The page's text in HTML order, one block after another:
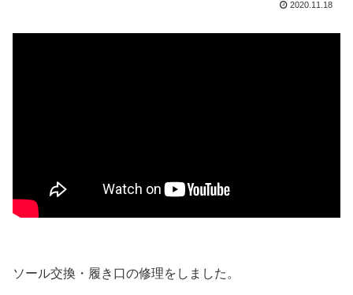
2020.11.18
ソール交換・履き口の修理をしました。